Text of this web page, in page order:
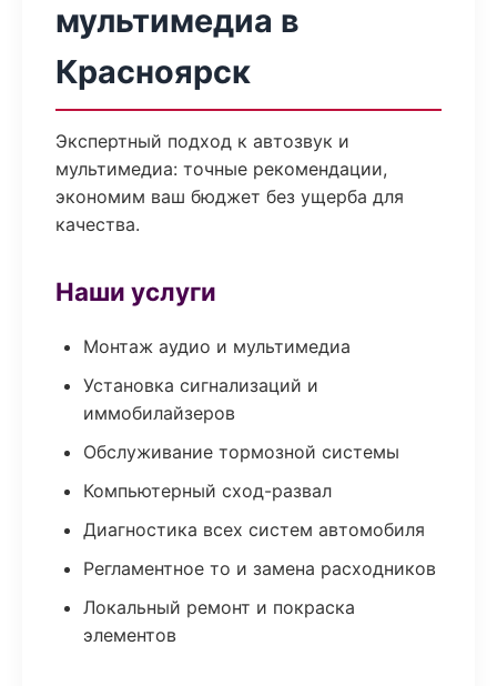
мультимедиа в
Красноярск
Экспертный подход к автозвук и
мультимедиа: точные рекомендации,
экономим ваш бюджет без ущерба для
качества.
Наши услуги
Монтаж аудио и мультимедиа
Установка сигнализаций и
иммобилайзеров
Обслуживание тормозной системы
Компьютерный сход-развал
Диагностика всех систем автомобиля
Регламентное то и замена расходников
Локальный ремонт и покраска
элементов